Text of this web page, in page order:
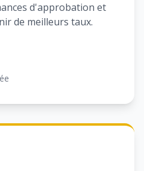
d'approbation et
de meilleurs taux.